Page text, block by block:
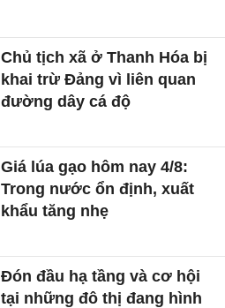
Chủ tịch xã ở Thanh Hóa bị
khai trừ Đảng vì liên quan
đường dây cá độ
Giá lúa gạo hôm nay 4/8:
Trong nước ổn định, xuất
khẩu tăng nhẹ
Đón đầu hạ tầng và cơ hội
tại những đô thị đang hình